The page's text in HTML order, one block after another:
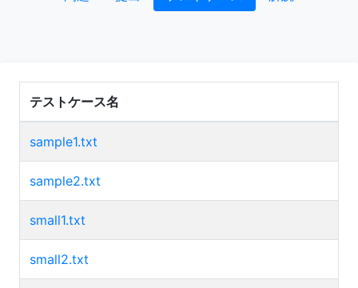
テストケース名
sample1.txt
sample2.txt
small1.txt
small2.txt